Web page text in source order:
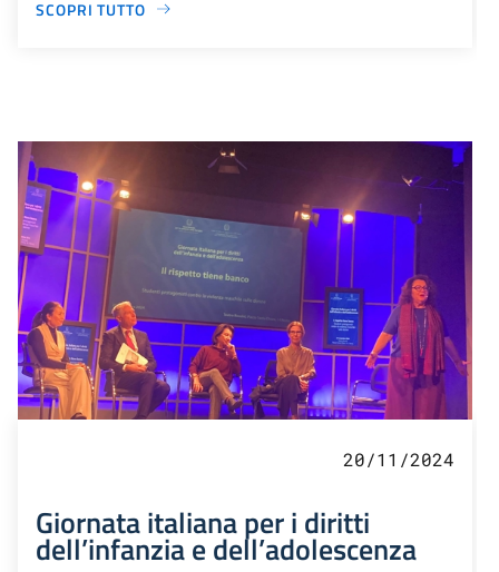
SCOPRI TUTTO
20/11/2024
Giornata italiana per i diritti
dell’infanzia e dell’adolescenza